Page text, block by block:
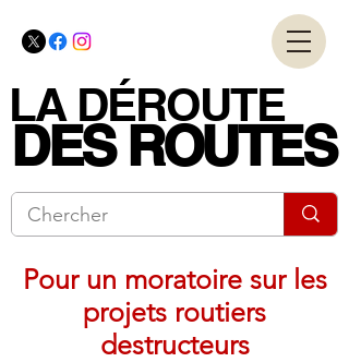
DES ROUTES
DES ROUTES
Pour un moratoire sur les
projets routiers
destructeurs
LA DÉROUTE
LA DÉROUTE